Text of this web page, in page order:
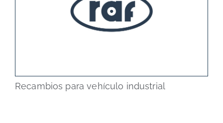
Recambios para vehículo industrial